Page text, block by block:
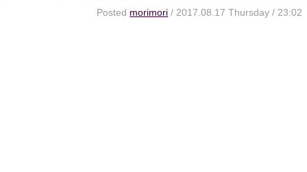
Posted morimori / 2017.08.17 Thursday / 23:02